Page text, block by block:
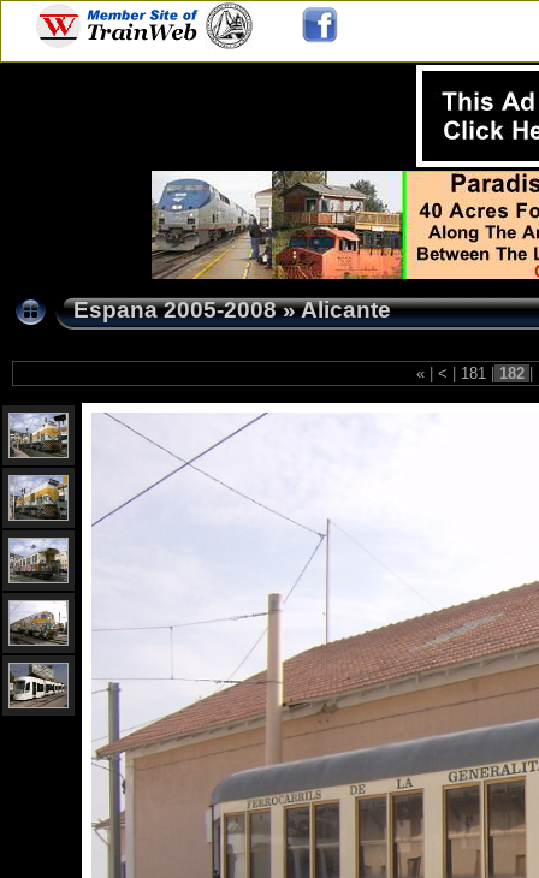
Espana 2005-2008»Alicante
« < 181 182